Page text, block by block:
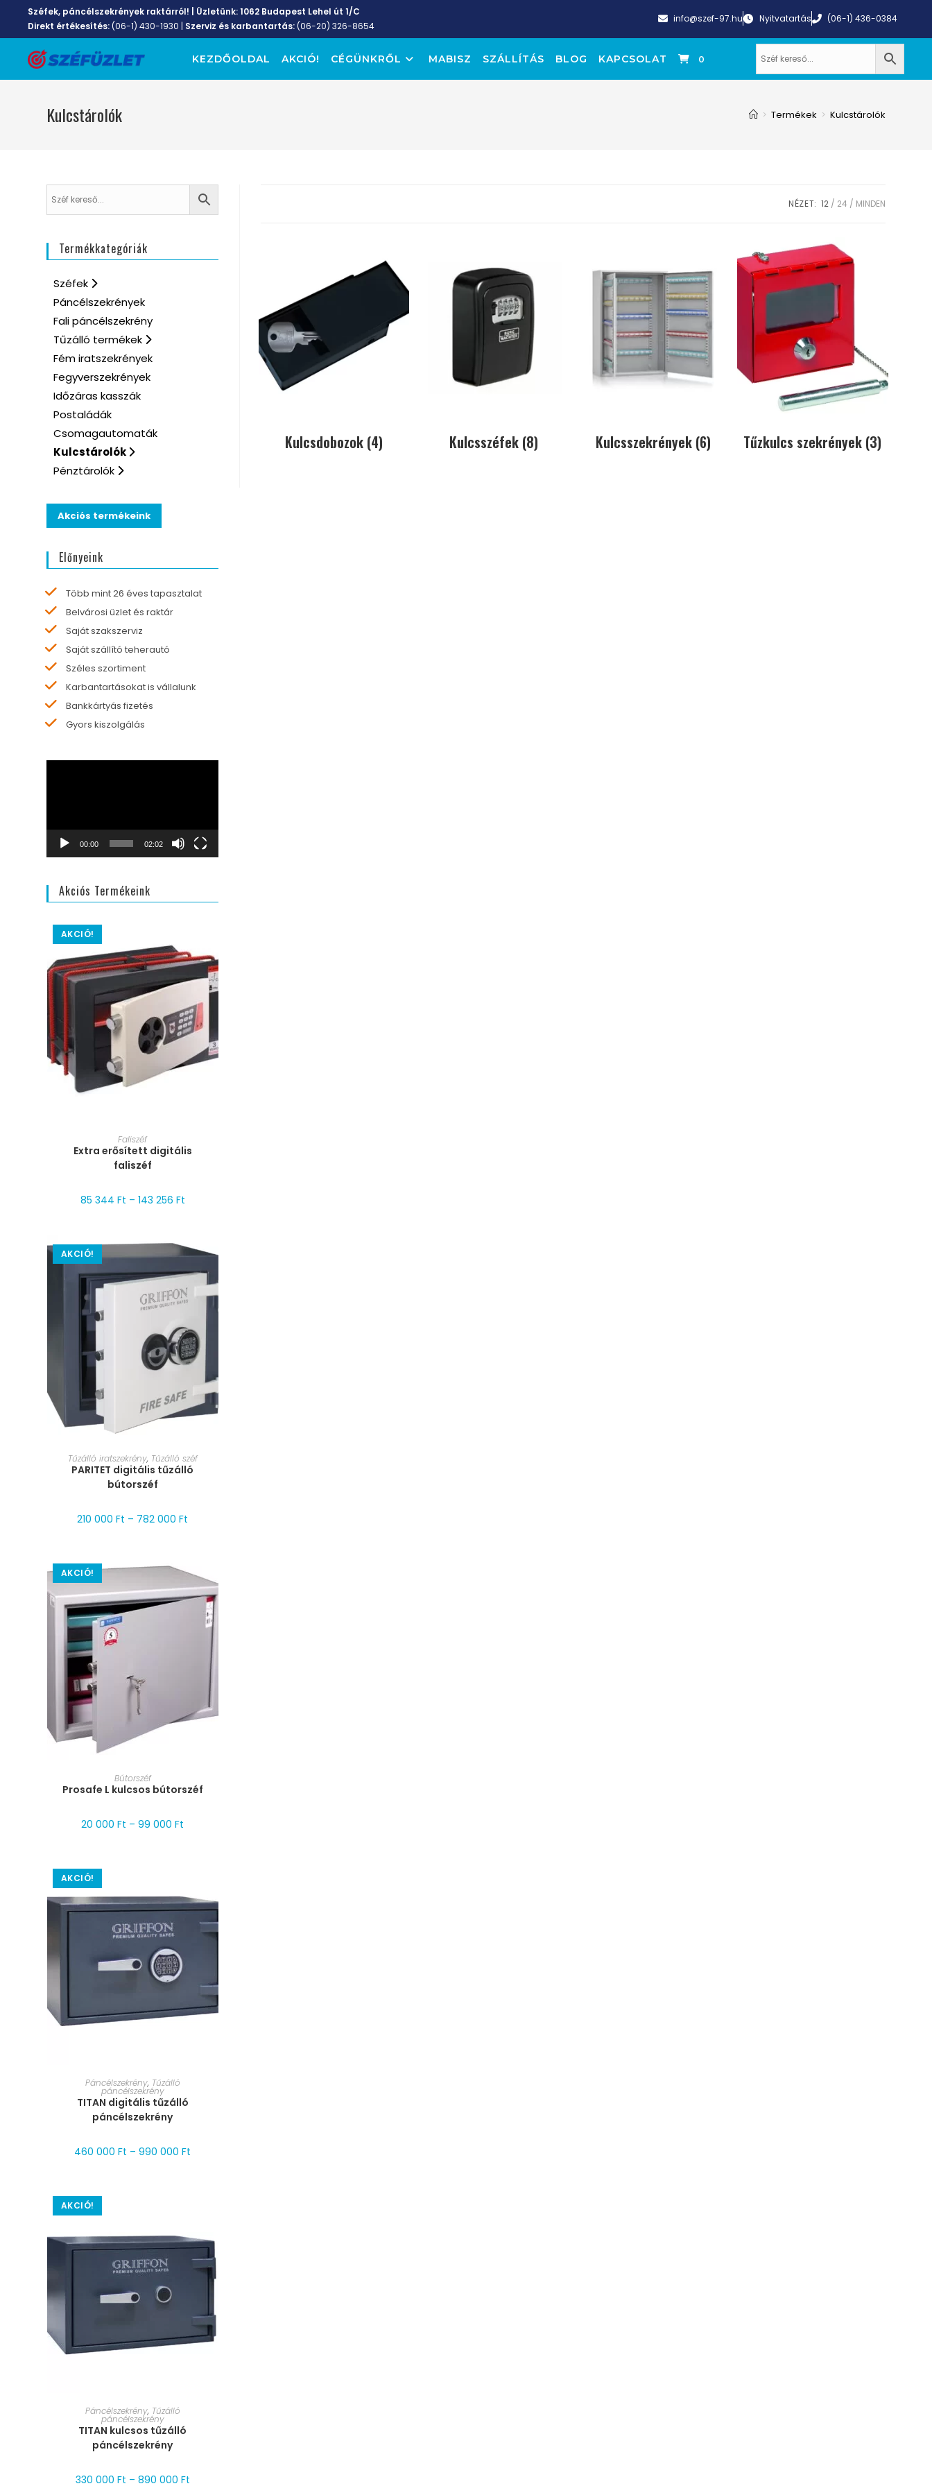
Széfek, páncélszekrények raktárról! | Üzletünk:1062 Budapest Lehel út 1/C
Direkt értékesítés:(06-1) 430-1930 | Szerviz és karbantartás:(06-20) 326-8654
info@szef-97.hu Nyitvatartás (06-1) 436-0384
KEZDŐOLDAL AKCIÓ! CÉGÜNKRŐL MABISZ SZÁLLÍTÁS BLOG KAPCSOLAT 0
Kulcstárolók > Termékek > Kulcstárolók
NÉZET: 12 24 MINDEN
Kulcsdobozok (4) Kulcsszéfek (8) Kulcsszekrények (6) Tűzkulcs szekrények (3)
Termékkategóriák
Széfek
Páncélszekrények
Fali páncélszekrény
Tűzálló termékek
Fém iratszekrények
Fegyverszekrények
Időzáras kasszák
Postaládák
Csomagautomaták
Kulcstárolók
Pénztárolók
Akciós termékeink
Előnyeink
Több mint 26 éves tapasztalat
Belvárosi üzlet és raktár
Saját szakszerviz
Saját szállító teherautó
Széles szortiment
Karbantartásokat is vállalunk
Bankkártyás fizetés
Gyors kiszolgálás
00:00 02:02
Akciós Termékeink
AKCIÓ!
MÉRET VÁLASZTÁSA
Faliszéf
Extra erősített digitális
faliszéf
85 344 Ft – 143 256 Ft
AKCIÓ!
MÉRET VÁLASZTÁSA
Tűzálló iratszekrény, Tűzálló széf
PARITET digitális tűzálló
bútorszéf
210 000Ft – 782 000Ft
AKCIÓ!
MÉRET VÁLASZTÁSA
Bútorszéf
Prosafe L kulcsos bútorszéf
20 000Ft –99 000Ft
AKCIÓ!
MÉRET VÁLASZTÁSA
Páncélszekrény, Tűzálló
páncélszekrény
TITAN digitális tűzálló
páncélszekrény
460 000Ft –990 000Ft
AKCIÓ!
MÉRET VÁLASZTÁSA
Páncélszekrény, Tűzálló
páncélszekrény
TITAN kulcsos tűzálló
páncélszekrény
330 000 Ft – 890 000 Ft